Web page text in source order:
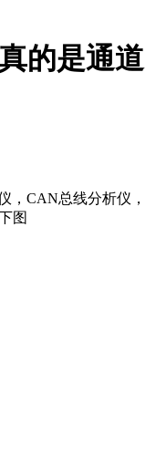
的是通道
，CAN总线分析仪，
图